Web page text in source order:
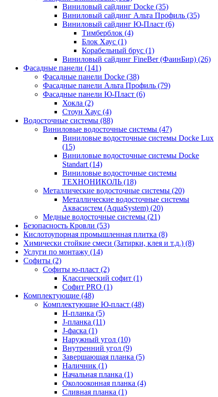
Виниловый сайдинг Docke (35)
Виниловый сайдинг Альта Профиль (35)
Виниловый сайдинг Ю-Пласт (6)
Тимберблок (4)
Блок Хаус (1)
Корабельный брус (1)
Виниловый сайдинг FineBer (ФаинБир) (26)
Фасадные панели (141)
Фасадные панели Docke (38)
Фасадные панели Альта Профиль (79)
Фасадные панели Ю-Пласт (6)
Хокла (2)
Стоун Хаус (4)
Водосточные системы (88)
Виниловые водосточные системы (47)
Виниловые водосточные системы Docke Lux
(15)
Виниловые водосточные системы Docke
Standart (14)
Виниловые водосточные системы
ТЕХНОНИКОЛЬ (18)
Металлические водосточные системы (20)
Металлические водосточные системы
Аквасистем (AquaSystem) (20)
Медные водосточные системы (21)
Безопасность Кровли (53)
Кислотоупорная промышленная плитка (8)
Химически стойкие смеси (Затирки, клея и т.д.) (8)
Услуги по монтажу (14)
Софиты (2)
Софиты ю-пласт (2)
Классический софит (1)
Софит PRO (1)
Комплектующие (48)
Комплектующие Ю-пласт (48)
H-планка (5)
J-планка (11)
J-фаска (1)
Наружный угол (10)
Внутренний угол (9)
Завершающая планка (5)
Наличник (1)
Начальная планка (1)
Околооконная планка (4)
Сливная планка (1)